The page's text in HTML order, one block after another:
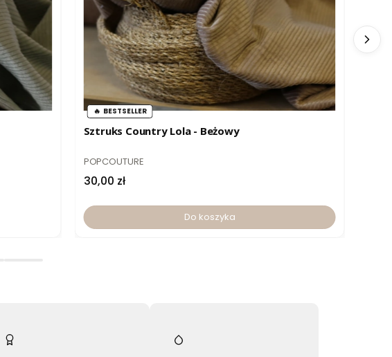
BESTSELLER
Sztruks Country Lola - Beżowy
PRODUCENT
POPCOUTURE
Cena
30,00 zł
Do koszyka